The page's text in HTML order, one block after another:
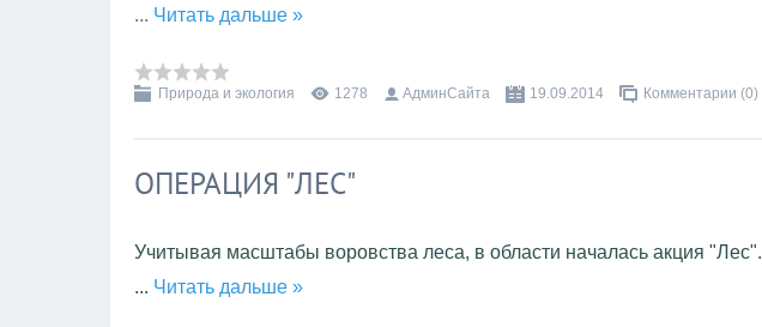
... Читать дальше »
Природа и экология 1278 АдминСайта 19.09.2014 Комментарии (0)
ОПЕРАЦИЯ "ЛЕС"
Учитывая масштабы воровства леса, в области началась акция "Лес".
... Читать дальше »